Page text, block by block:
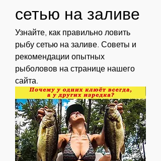
сетью на заливе
Узнайте, как правильно ловить
рыбу сетью на заливе. Советы и
рекомендации опытных
рыболовов на странице нашего
сайта.